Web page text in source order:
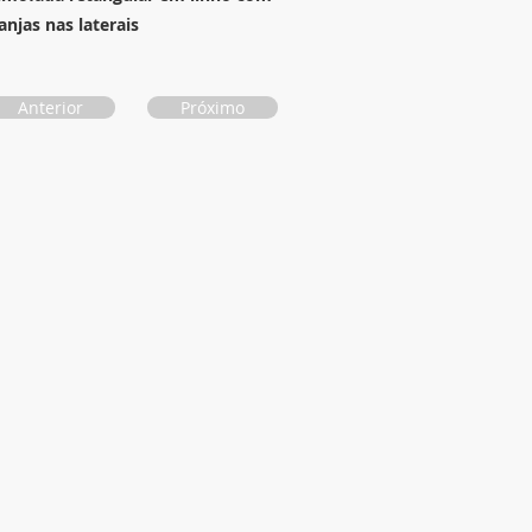
nas laterais
Anterior Próximo